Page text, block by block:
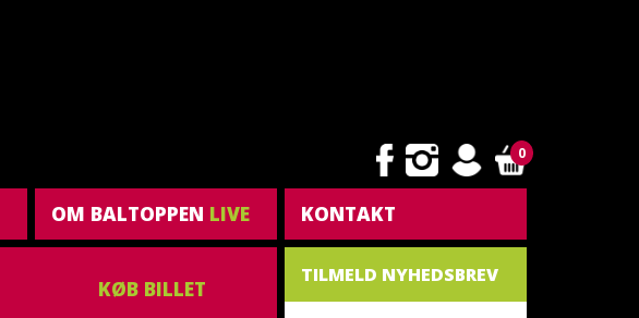
0
OM BALTOPPEN LIVE KONTAKT
KØB BILLET
TILMELD NYHEDSBREV